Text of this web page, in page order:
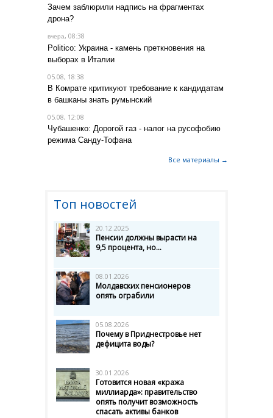
Зачем заблюрили надпись на фрагментах
дрона?
вчера, 08:38
Politico: Украина - камень преткновения на
выборах в Италии
05.08, 18:38
В Комрате критикуют требование к кандидатам
в башканы знать румынский
05.08, 12:08
Чубашенко: Дорогой газ - налог на русофобию
режима Санду-Тофана
Все материалы →
Топ новостей
20.12.2025
Пенсии должны вырасти на
9,5 процента, но...
08.01.2026
Молдавских пенсионеров
опять ограбили
05.08.2026
Почему в Приднестровье нет
дефицита воды?
30.01.2026
Готовится новая «кража
миллиарда»: правительство
опять получит возможность
спасать активы банков